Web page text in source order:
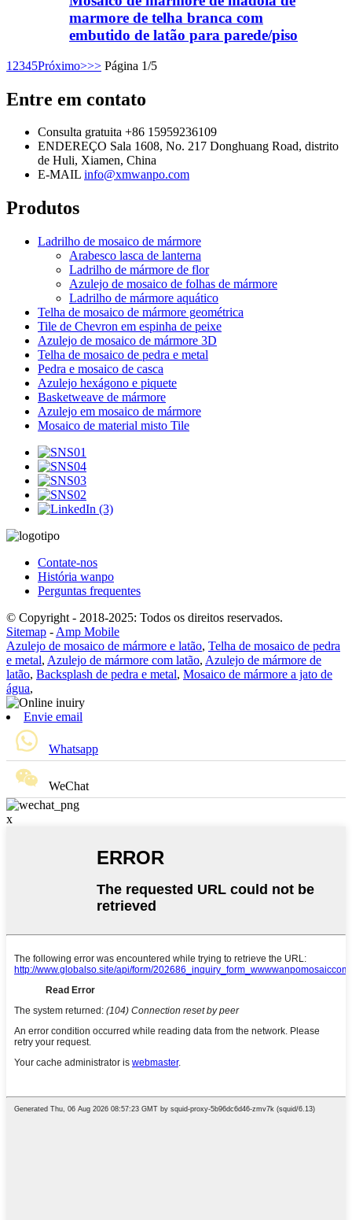
marmore de telha branca com
embutido de latão para parede/piso
1 2345Próximo>>> Página 1/5
Entre em contato
Consulta gratuita +86 15959236109
ENDEREÇO Sala 1608, No. 217 Donghuang Road, distrito
de Huli, Xiamen, China
E-MAIL info@xmwanpo.com
Produtos
Ladrilho de mosaico de mármore
Arabesco lasca de lanterna
Ladrilho de mármore de flor
Azulejo de mosaico de folhas de mármore
Ladrilho de mármore aquático
Telha de mosaico de mármore geométrica
Tile de Chevron em espinha de peixe
Azulejo de mosaico de mármore 3D
Telha de mosaico de pedra e metal
Pedra e mosaico de casca
Azulejo hexágono e piquete
Basketweave de mármore
Azulejo em mosaico de mármore
Mosaico de material misto Tile
Contate-nos
História wanpo
Perguntas frequentes
© Copyright - 2018-2025: Todos os direitos reservados.
Sitemap - Amp Mobile
Azulejo de mosaico de mármore e latão, Telha de mosaico de pedra
e metal, Azulejo de mármore com latão, Azulejo de mármore de
latão, Backsplash de pedra e metal, Mosaico de mármore a jato de
água,
Envie email
Whatsapp
WeChat
x